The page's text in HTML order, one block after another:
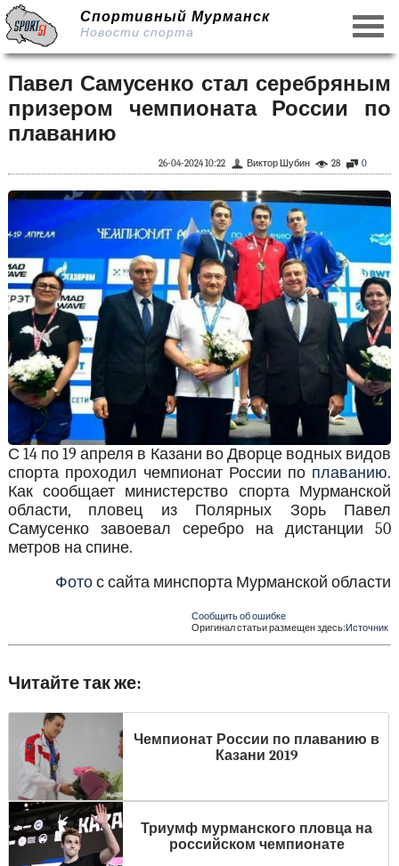
Спортивный Мурманск
Новости спорта
Павел Самусенко стал серебряным
призером чемпионата России по
плаванию
0
28
Виктор Шубин
26-04-2024 10:22
С 14 по 19 апреля в Казани во Дворце водных видов
спорта проходил чемпионат России по плаванию.
Как сообщает министерство спорта Мурманской
области, пловец из Полярных Зорь Павел
Самусенко завоевал серебро на дистанции 50
метров на спине.
Фотос сайта минспорта Мурманской области
Сообщить об ошибке
Оригинал статьи размещен здесь:Источник
Читайте так же:
Чемпионат России по плаванию в
Казани 2019
Триумф мурманского пловца на
российском чемпионате